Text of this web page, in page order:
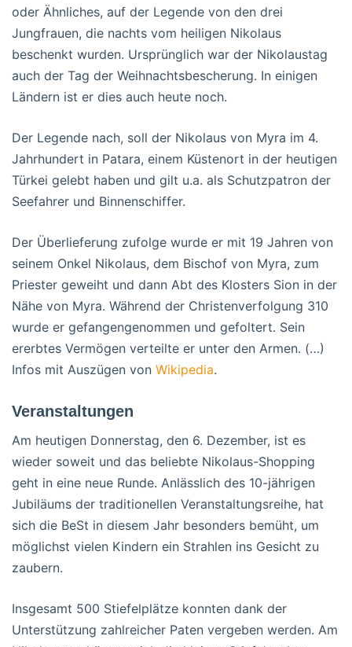
oder Ähnliches, auf der Legende von den drei
Jungfrauen, die nachts vom heiligen Nikolaus
beschenkt wurden. Ursprünglich war der Nikolaustag
auch der Tag der Weihnachtsbescherung. In einigen
Ländern ist er dies auch heute noch.
Der Legende nach, soll der Nikolaus von Myra im 4.
Jahrhundert in Patara, einem Küstenort in der heutigen
Türkei gelebt haben und gilt u.a. als Schutzpatron der
Seefahrer und Binnenschiffer.
Der Überlieferung zufolge wurde er mit 19 Jahren von
seinem Onkel Nikolaus, dem Bischof von Myra, zum
Priester geweiht und dann Abt des Klosters Sion in der
Nähe von Myra. Während der Christenverfolgung 310
wurde er gefangengenommen und gefoltert. Sein
ererbtes Vermögen verteilte er unter den Armen. (…)
Infos mit Auszügen von Wikipedia.
Veranstaltungen
Am heutigen Donnerstag, den 6. Dezember, ist es
wieder soweit und das beliebte Nikolaus-Shopping
geht in eine neue Runde. Anlässlich des 10-jährigen
Jubiläums der traditionellen Veranstaltungsreihe, hat
sich die BeSt in diesem Jahr besonders bemüht, um
möglichst vielen Kindern ein Strahlen ins Gesicht zu
zaubern.
Insgesamt 500 Stiefelplätze konnten dank der
Unterstützung zahlreicher Paten vergeben werden. Am